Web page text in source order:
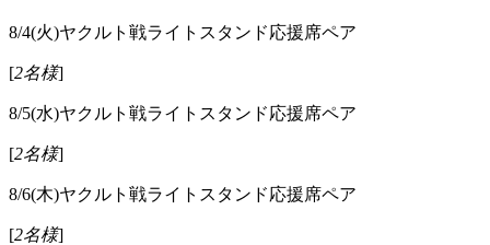
8/4(火)ヤクルト戦ライトスタンド応援席ペア
[2名様]
8/5(水)ヤクルト戦ライトスタンド応援席ペア
[2名様]
8/6(木)ヤクルト戦ライトスタンド応援席ペア
[2名様]